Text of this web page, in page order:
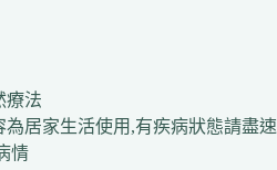
療法
為居家生活使用,有疾病狀態請盡速
情